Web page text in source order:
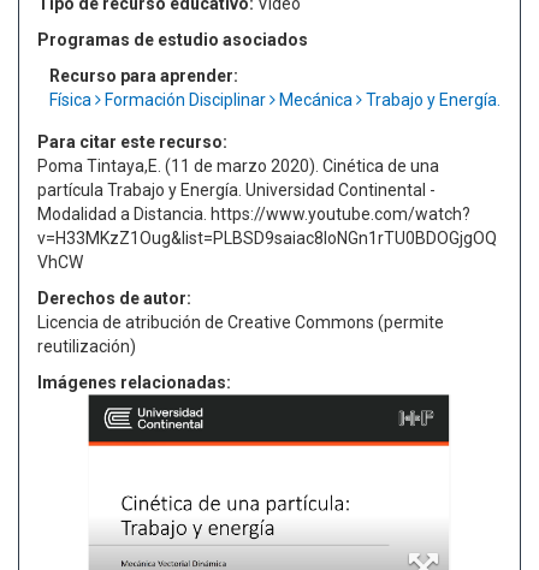
Programas de estudio asociados
Recurso para aprender:
Física
Formación Disciplinar Mecánica Trabajo y Energía.
Para citar este recurso:
Poma Tintaya,E. (11 de marzo 2020). Cinética de una
partícula Trabajo y Energía. Universidad Continental -
Modalidad a Distancia. https://www.youtube.com/watch?
v=H33MKzZ1Oug&list=PLBSD9saiac8loNGn1rTU0BDOGjgOQ
VhCW
Derechos de autor:
Licencia de atribución de Creative Commons (permite
reutilización)
Imágenes relacionadas: